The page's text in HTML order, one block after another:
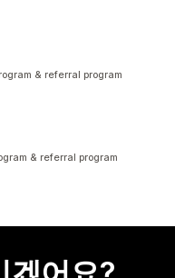
& referral program
& referral program